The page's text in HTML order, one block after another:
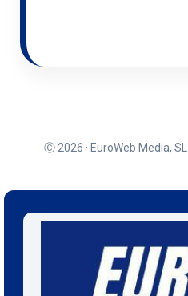
Ⓒ 2026 · EuroWeb Media,